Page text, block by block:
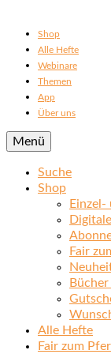
Shop
Alle Hefte
Webinare
Themen
App
Über uns
Menü
Suche
Shop
Fair
Alle Hefte
Fair zum